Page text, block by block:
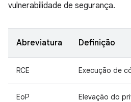
vulnerabilidade de segurança.
Abreviatura Definição
RCE Execução de
EoP Elevação do